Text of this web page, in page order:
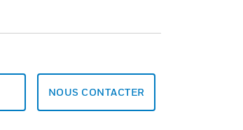
NOUS CONTACTER